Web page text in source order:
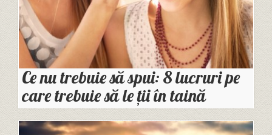
Ce nu trebuie să spui: 8 lucruri pe
care trebuie să le ții în taină